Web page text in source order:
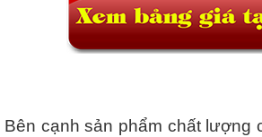
Bên cạnh sản phẩm chất lượng